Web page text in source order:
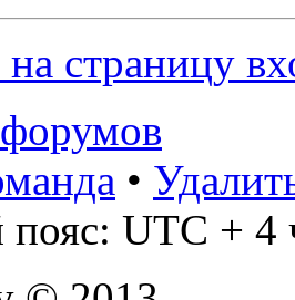
страницу
•
пояс: UTC + 4